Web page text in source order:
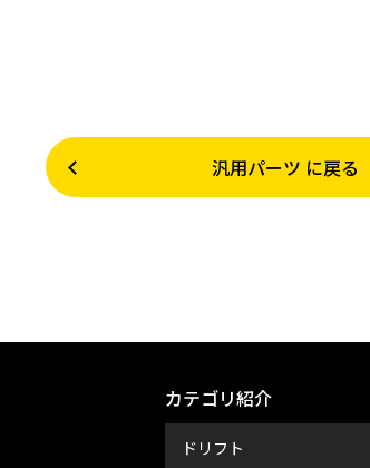
汎用パーツ に戻る
カテゴリ紹介
ドリフト